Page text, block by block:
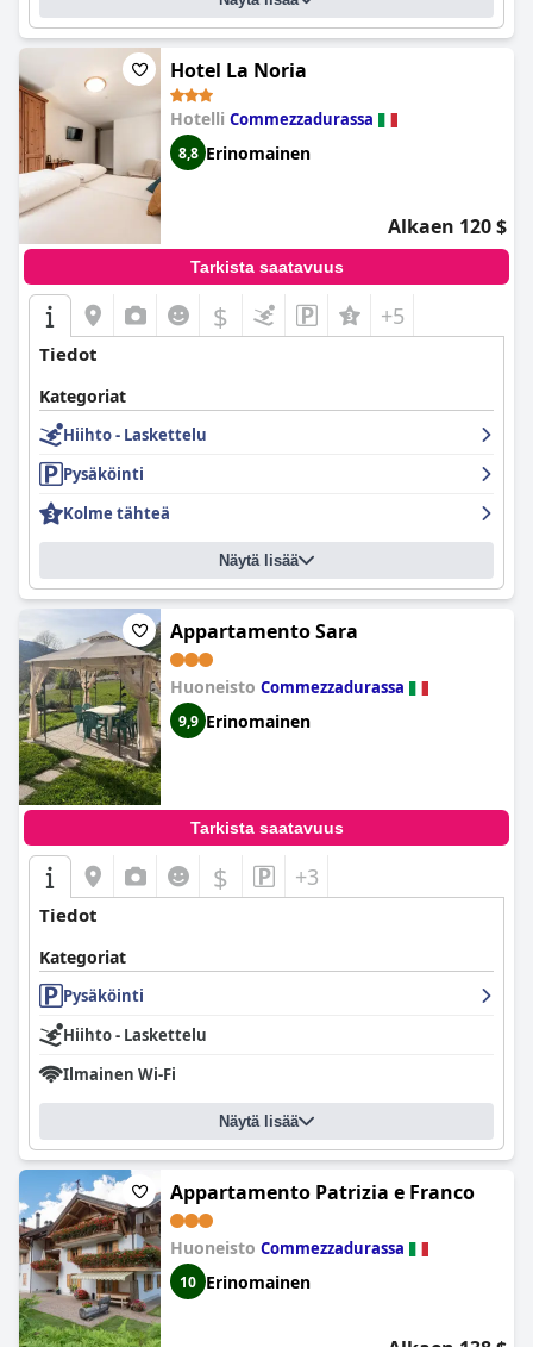
Hotel La Noria
Hotelli Commezzadurassa
8,8 Erinomainen
Alkaen 120 $
Tarkista saatavuus
$ +5
Tiedot
Kategoriat
Hiihto - Laskettelu
Pysäköinti
Kolme tähteä
Näytä lisää
Appartamento Sara
Huoneisto Commezzadurassa
9,9 Erinomainen
Tarkista saatavuus
$ +3
Tiedot
Kategoriat
Pysäköinti
Hiihto - Laskettelu
Ilmainen Wi-Fi
Näytä lisää
Appartamento Patrizia e Franco
Huoneisto Commezzadurassa
10 Erinomainen